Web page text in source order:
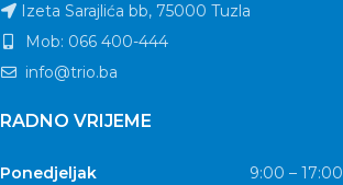
Izeta Sarajlića bb, 75000 Tuzla
Mob: 066 400-444
info@trio.ba
RADNO VRIJEME
Ponedjeljak
9:00 – 17:00